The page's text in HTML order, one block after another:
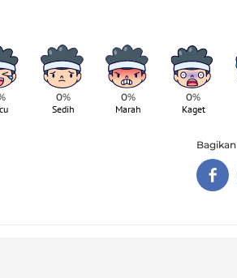
0%
Sedih
0%
Marah
0%
Kaget
Bagikan